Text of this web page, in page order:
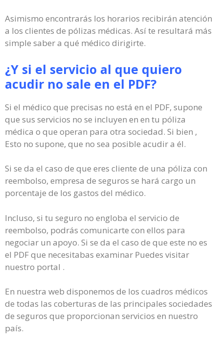
Asimismo encontrarás los horarios recibirán atención
a los clientes de pólizas médicas. Así te resultará más
simple saber a qué médico dirigirte.
¿Y si el servicio al que quiero
acudir no sale en el PDF?
Si el médico que precisas no está en el PDF, supone
que sus servicios no se incluyen en en tu póliza
médica o que operan para otra sociedad. Si bien ,
Esto no supone, que no sea posible acudir a él.
Si se da el caso de que eres cliente de una póliza con
reembolso, empresa de seguros se hará cargo un
porcentaje de los gastos del médico.
Incluso, si tu seguro no engloba el servicio de
reembolso, podrás comunicarte con ellos para
negociar un apoyo. Si se da el caso de que este no es
el PDF que necesitabas examinar Puedes visitar
nuestro portal .
En nuestra web disponemos de los cuadros médicos
de todas las coberturas de las principales sociedades
de seguros que proporcionan servicios en nuestro
país.